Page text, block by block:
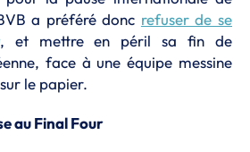
a préféré donc refuser de se
, et mettre en péril sa fin de
face à une équipe messine
le papier.
au Final Four